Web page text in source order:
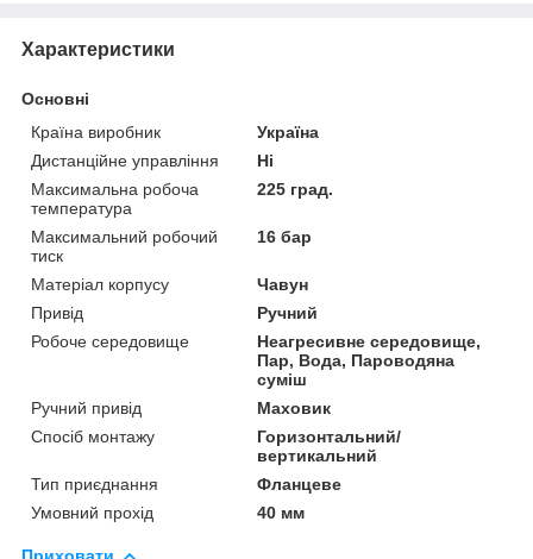
Характеристики
Основні
Країна виробник
Україна
Дистанційне управління
Ні
Максимальна робоча
температура
225 град.
Максимальний робочий
тиск
16 бар
Матеріал корпусу
Чавун
Привід
Ручний
Робоче середовище
Неагресивне середовище,
Пар, Вода, Пароводяна
суміш
Ручний привід
Маховик
Спосіб монтажу
Горизонтальний/
вертикальний
Тип приєднання
Фланцеве
Умовний прохід
40 мм
Приховати